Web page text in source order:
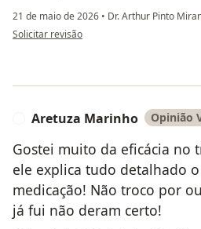
21 de maio de 2026 • Dr. Arthur Pinto
na opinião do utilizador Ismael Monteiro
Solicitar revisão
Aretuza Marinho Opinião
Gostei muito da eficácia no
ele explica tudo detalhado
medicação! Não troco por
já fui não deram certo!